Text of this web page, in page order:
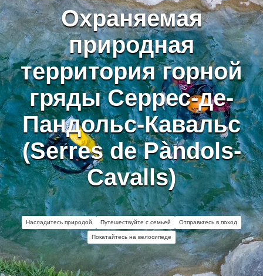
Охраняемая
природная
территория горной
гряды Серрес-де-
Пандольс-Кавальс
(Serres de Pàndols-
Cavalls)
Насладитесь природой Путешествуйте с семьей Отправьтесь в поход
Покатайтесь на велосипеде